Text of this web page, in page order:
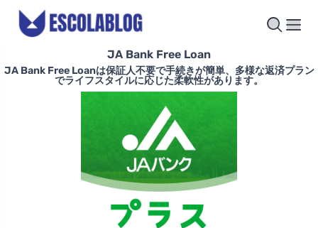
JA Bank Free Loan
JA Bank Free Loanは保証人不要で手続きが簡単、多様な返済プラン
でライフスタイルに応じた柔軟性があります。